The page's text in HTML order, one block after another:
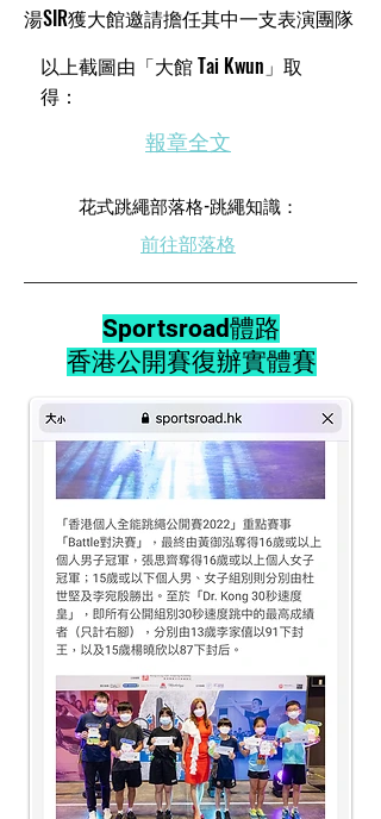
​湯SIR獲大館邀請擔任其中一支表演團隊
​以上截圖由「大館 Tai Kwun」取
得：
​報章全文
​花式跳繩部落格-跳繩知識：
前往部落格
Sportsroad體路
香港公開賽復辦實體賽